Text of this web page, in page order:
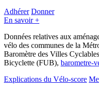
Adhérer Donner
En savoir +
Données relatives aux
vélo des communes de la
Baromètre des Villes
Bicyclette (FUB), barometre-
Explications du Vélo-score